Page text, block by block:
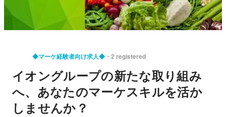
◆マーケ経験者向け求人◆ 2 registered
イオングループの新たな取り組み
へ、あなたのマーケスキルを活か
しませんか？